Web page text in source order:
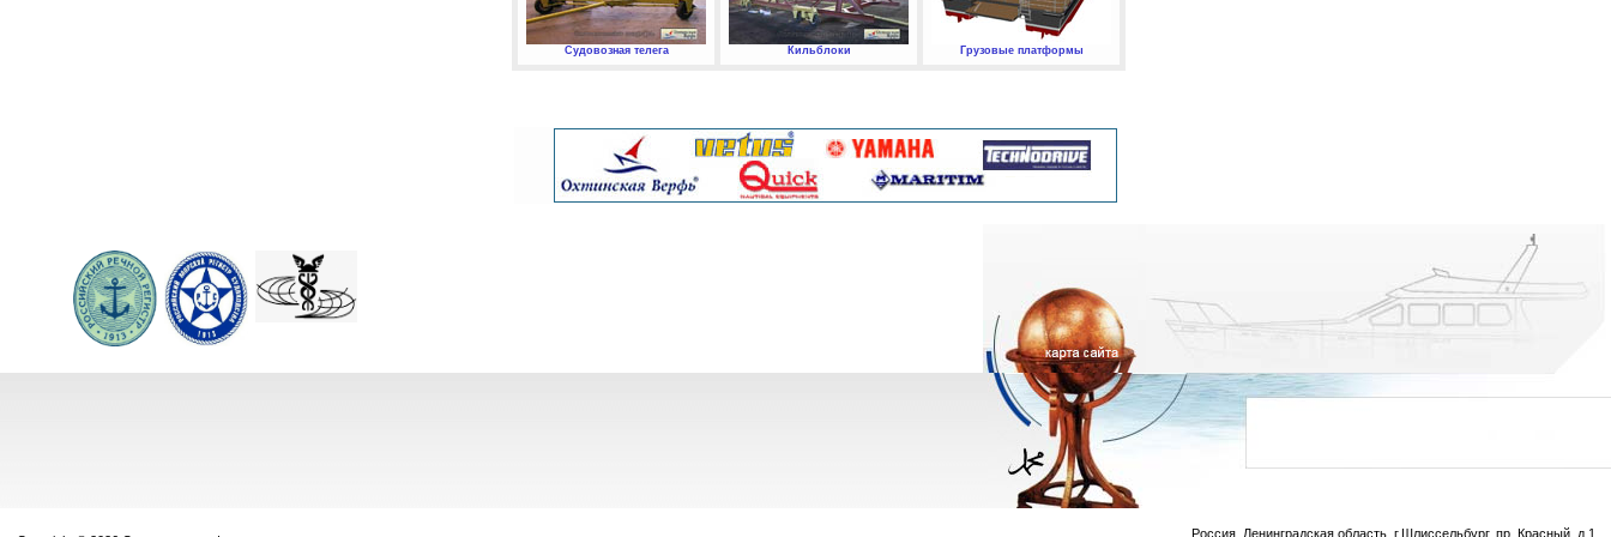
Судовозная телега Кильблоки Грузовые платформы
Россия, Ленинградская область, г.Шлиссельбург, пр. Красный, д.1